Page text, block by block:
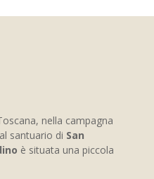
nella campagna
santuario di San
è situata una piccola